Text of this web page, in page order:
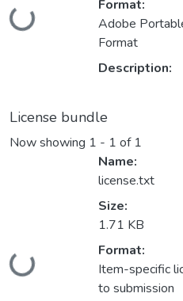
Loading...
Format:
Adobe
Format
Description:
License bundle
Now showing 1 - 1 of 1
Loading...
Name:
license.txt
Size:
1.71 KB
Format:
Item-specific
to submission